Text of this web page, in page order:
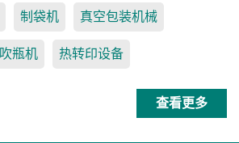
制袋机 真空包装机械
吹瓶机 热转印设备
查看更多